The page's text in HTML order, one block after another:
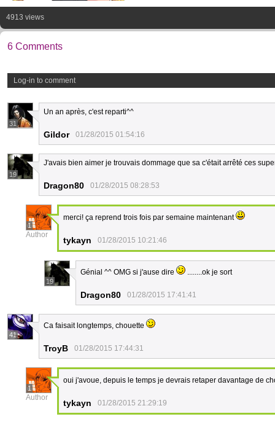
4913 views
6 Comments
Log-in to comment
31
Un an après, c'est reparti^^
Gildor 01/28/2015 01:54:16
19
J'avais bien aimer je trouvais dommage que sa c'était arrêté ces
Dragon80 01/28/2015 08:28:53
1
Author
merci! ça reprend trois fois par semaine maintenant
tykayn 01/28/2015 10:21:46
19
Génial ^^ OMG si j'ause dire ........ok je sort
Dragon80 01/28/2015 17:41:41
41
Ca faisait longtemps, chouette
TroyB 01/28/2015 17:44:31
1
Author
oui j'avoue, depuis le temps je devrais retaper davantage de
tykayn 01/28/2015 21:29:19